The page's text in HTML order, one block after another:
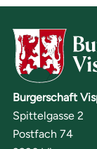
Burgerschaft
Spittelgasse 2
Postfach 74